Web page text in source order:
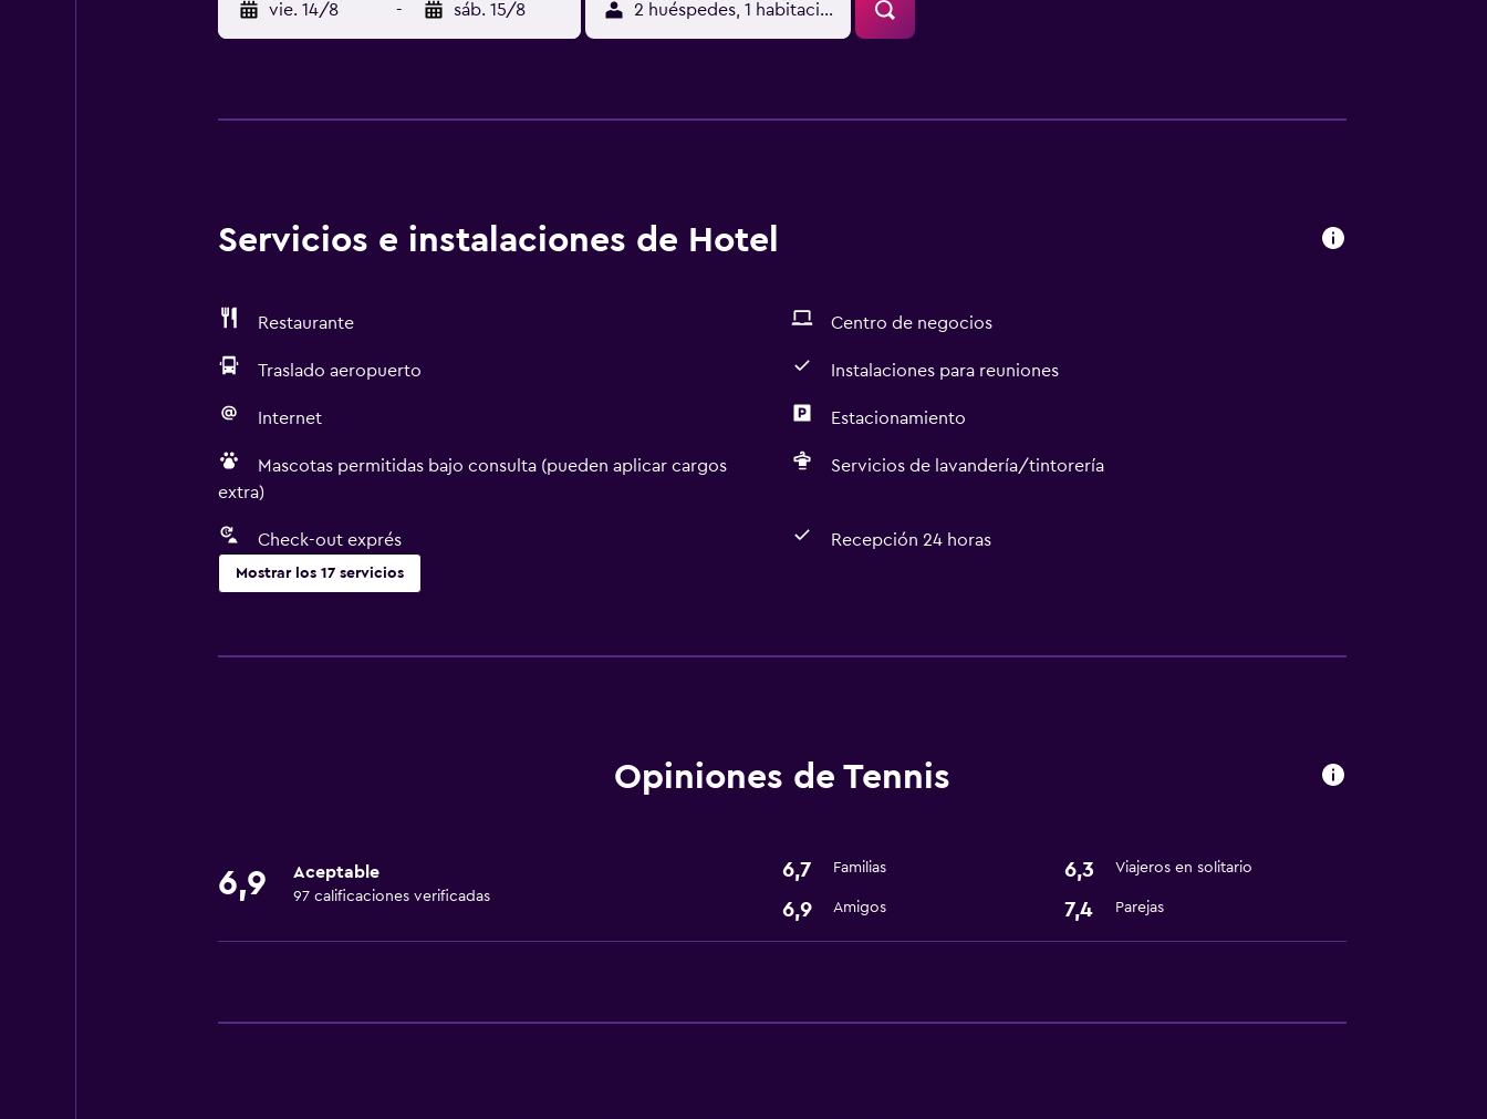
vie. 14/8 - sáb. 15/8 2 huéspedes, 1 habitación
Servicios e instalaciones de Hotel
Restaurante Centro de negocios
Traslado aeropuerto Instalaciones para reuniones
Internet Estacionamiento
Mascotas permitidas bajo consulta (pueden aplicar cargos
extra)
Servicios de lavandería/tintorería
Check-out exprés Recepción 24 horas
Mostrar los 17 servicios
Centro de negocios
Microondas
Habitaciones para no fumadores disponibles
Mascotas permitidas bajo consulta (pueden aplicar cargos extra)
Traslado aeropuerto
Estacionamiento
Opiniones de Tennis
6,9 Aceptable
97 calificaciones verificadas
6,7 Familias 6,3 Viajeros en solitario
6,9 Amigos 7,4 Parejas